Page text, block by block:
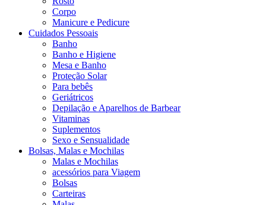
Corpo
Manicure e Pedicure
Cuidados Pessoais
Banho
Banho e Higiene
Mesa e Banho
Proteção Solar
Para bebês
Geriátricos
Depilação e Aparelhos de Barbear
Vitaminas
Suplementos
Sexo e Sensualidade
Bolsas, Malas e Mochilas
Malas e Mochilas
acessórios para Viagem
Bolsas
Carteiras